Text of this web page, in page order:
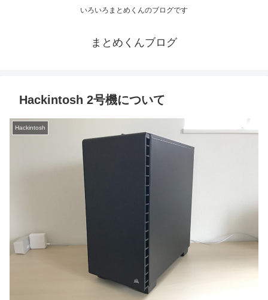
いろいろまとめくんのブログです
まとめくんブログ
Hackintosh 2号機について
Hackintosh